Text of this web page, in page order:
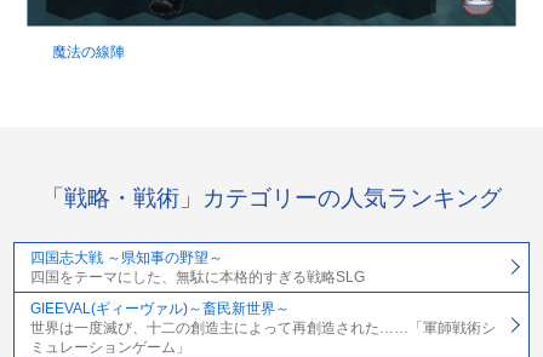
魔法の線陣
「戦略・戦術」カテゴリーの人気ランキング
四国志大戦 ～県知事の野望～
四国をテーマにした、無駄に本格的すぎる戦略SLG
GIEEVAL(ギィーヴァル)～畜民新世界～
世界は一度滅び、十二の創造主によって再創造された……「軍師戦術シ
ミュレーションゲーム」